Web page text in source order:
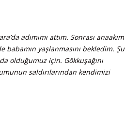
adımımı attım. Sonrası anaakım
babamın yaşlanmasını bekledim. Şu
olduğumuz için. Gökkuşağını
saldırılarından kendimizi